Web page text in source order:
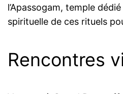
l’Apassogam, temple
spirituelle de ces rituels
Rencontres